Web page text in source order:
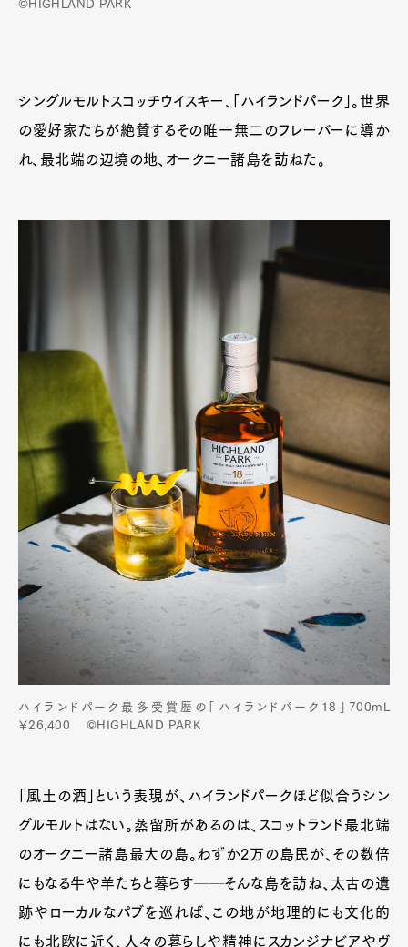
©HIGHLAND PARK
シングルモルトスコッチウイスキー、「ハイランドパーク」。世界
の愛好家たちが絶賛するその唯一無二のフレーバーに導か
れ、最北端の辺境の地、オークニー諸島を訪ねた。
ハイランドパーク最多受賞歴の「ハイランドパーク18」700mL
￥26,400 ©HIGHLAND PARK
「風土の酒」という表現が、ハイランドパークほど似合うシン
グルモルトはない。蒸留所があるのは、スコットランド最北端
のオークニー諸島最大の島。わずか2万の島民が、その数倍
にもなる牛や羊たちと暮らす──そんな島を訪ね、太古の遺
跡やローカルなパブを巡れば、この地が地理的にも文化的
にも北欧に近く、人々の暮らしや精神にスカンジナビアやヴ